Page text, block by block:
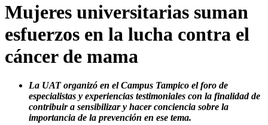
Mujeres universitarias suman
esfuerzos en la lucha contra el
cáncer de mama
La UAT organizó en el Campus Tampico el foro de
especialistas y experiencias testimoniales con la finalidad de
contribuir a sensibilizar y hacer conciencia sobre la
importancia de la prevención en ese tema.